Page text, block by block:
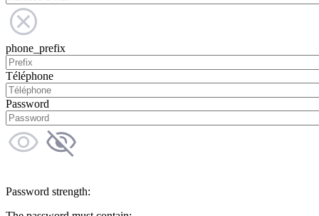
phone_prefix
Téléphone
Password
Password strength: